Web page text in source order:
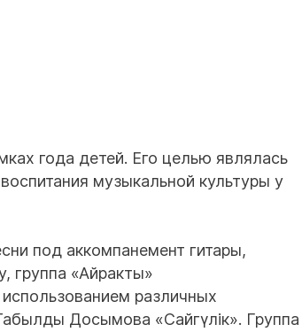
года детей. Его целью являлась
музыкальной культуры у
под аккомпанемент гитары,
группа «Айракты»
различных
Досымова «Сайгүлік». Группа